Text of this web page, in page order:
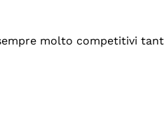
molto competitivi